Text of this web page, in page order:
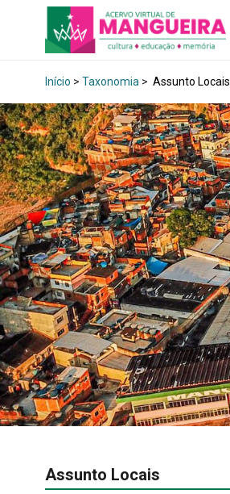
Início > Taxonomia > Assunto Locais
Assunto Locais